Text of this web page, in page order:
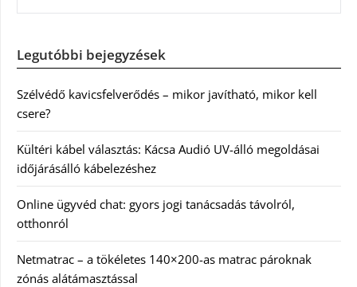
Legutóbbi bejegyzések
Szélvédő kavicsfelverődés – mikor javítható, mikor kell
csere?
Kültéri kábel választás: Kácsa Audió UV-álló megoldásai
időjárásálló kábelezéshez
Online ügyvéd chat: gyors jogi tanácsadás távolról,
otthonról
Netmatrac – a tökéletes 140×200-as matrac pároknak
zónás alátámasztással